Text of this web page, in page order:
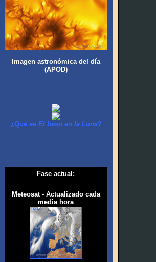
Imagen astronómica del día
(APOD)
¿Qué es El beso en la Luna?
Fase actual:
Meteosat - Actualizado cada
media hora